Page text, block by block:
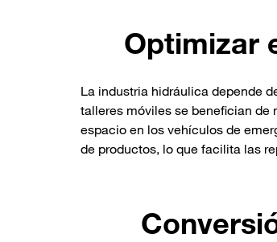
Optimizar
La industria hidráulica depende
talleres móviles se benefician de
espacio en los vehículos de
de productos, lo que facilita las